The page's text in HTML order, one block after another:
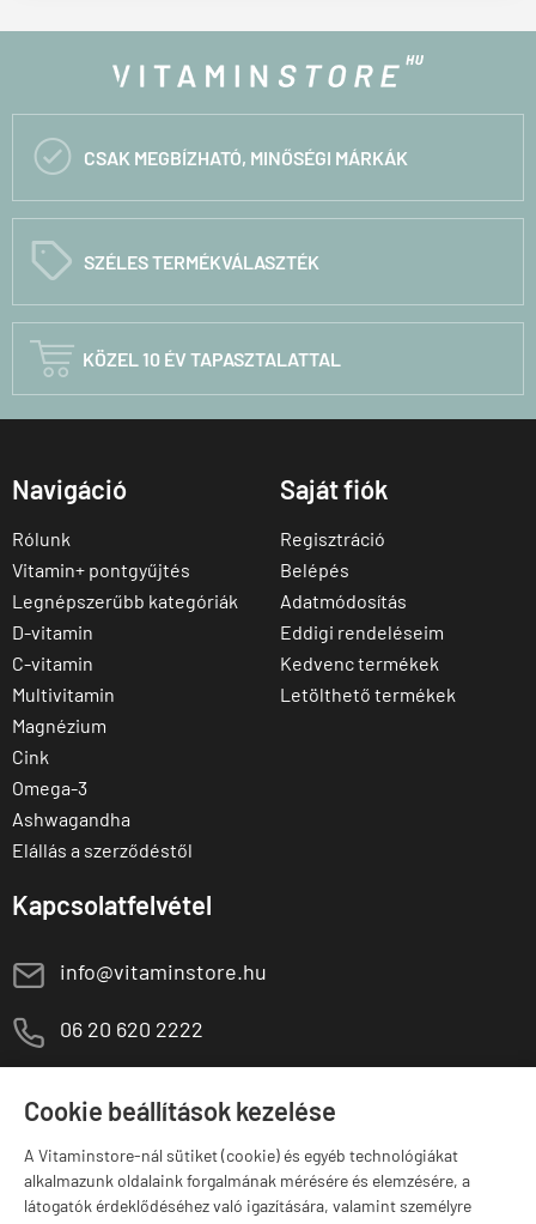
Cookie beállítások kezelése
A Vitaminstore-nál sütiket (cookie) és egyéb technológiákat
alkalmazunk oldalaink forgalmának mérésére és elemzésére, a
látogatók érdeklődéséhez való igazítására, valamint személyre
 CSAK MEGBÍZHATÓ, MINŐSÉGI MÁRKÁK
C SZÉLES TERMÉKVÁLASZTÉK
 KÖZEL 10 ÉV TAPASZTALATTAL
Navigáció
Rólunk
Vitamin+ pontgyűjtés
Legnépszerűbb kategóriák
D-vitamin
C-vitamin
Multivitamin
Magnézium
Cink
Omega-3
Ashwagandha
Elállás a szerződéstől
Saját fiók
Regisztráció
Belépés
Adatmódosítás
Eddigi rendeléseim
Kedvenc termékek
Letölthető termékek
Kapcsolatfelvétel
E info@vitaminstore.hu
M 06 20 620 2222
Szugló u. 83-85.
Márkák